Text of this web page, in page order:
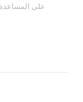
على المساعدة